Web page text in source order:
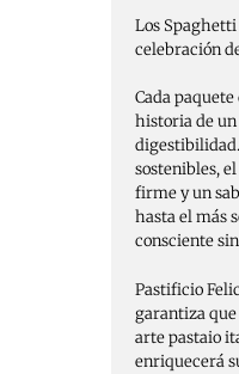
Los
celebración
Cada
historia de un
sostenibles,
firme y un
hasta el más
consciente
Pastificio
garantiza
arte pastaio
enriquecerá